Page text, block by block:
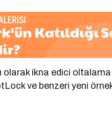
olarak ikna edici oltalama
ve benzeri yeni